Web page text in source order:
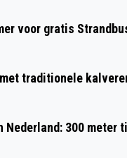
voor gratis
traditionele
300